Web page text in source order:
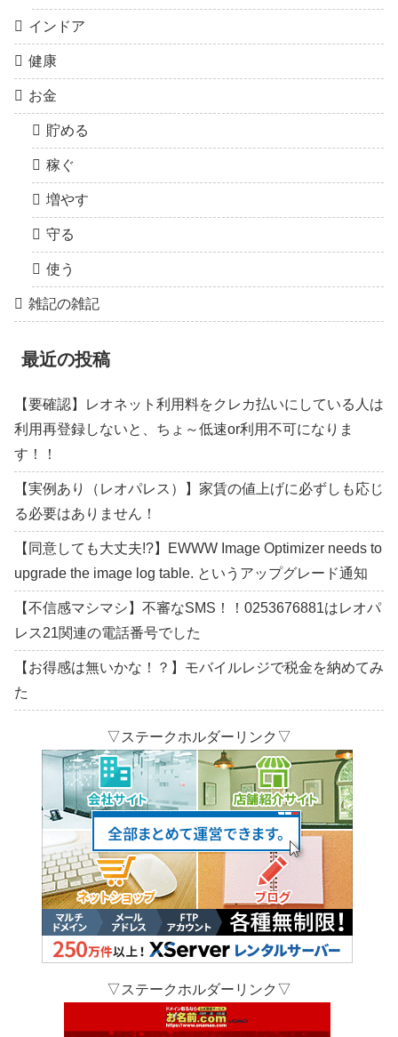
インドア
健康
お金
貯める
稼ぐ
増やす
守る
使う
雑記の雑記
最近の投稿
【要確認】レオネット利用料をクレカ払いにしている人は
利用再登録しないと、ちょ～低速or利用不可になりま
す！！
【実例あり（レオパレス）】家賃の値上げに必ずしも応じ
る必要はありません！
【同意しても大丈夫!?】EWWW Image Optimizer needs to
upgrade the image log table. というアップグレード通知
【不信感マシマシ】不審なSMS！！0253676881はレオパ
レス21関連の電話番号でした
【お得感は無いかな！？】モバイルレジで税金を納めてみ
た
▽ステークホルダーリンク▽
▽ステークホルダーリンク▽